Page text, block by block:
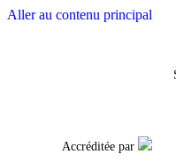
Aller au contenu principal
Facebook
Accréditée par